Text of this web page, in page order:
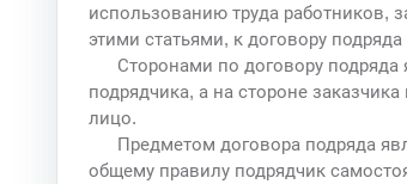
использованию труда работников,
этими статьями, к договору
Сторонами по договору подряда
подрядчика, а на стороне
лицо.
Предметом договора подряда
общему правилу подрядчик